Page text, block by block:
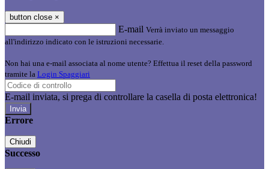
button close ×
E-mail Verrà inviato un messaggio
all'indirizzo indicato con le istruzioni necessarie.
Non hai una e-mail associata al nome utente? Effettua il reset della password
tramite la Login Spaggiari
E-mail inviata, si prega di controllare la casella di posta elettronica!
Errore
Chiudi
Successo